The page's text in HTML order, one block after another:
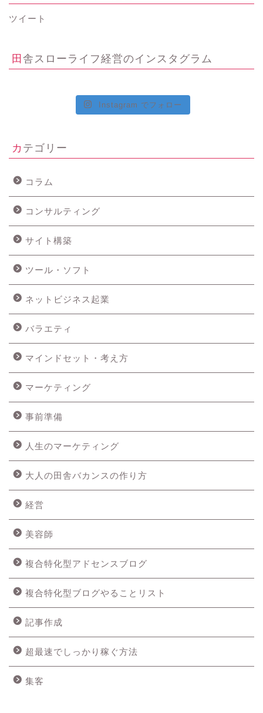
ツイート
田舎スローライフ経営のインスタグラム
Instagram でフォロー
カテゴリー
コラム
コンサルティング
サイト構築
ツール・ソフト
ネットビジネス起業
バラエティ
マインドセット・考え方
マーケティング
事前準備
人生のマーケティング
大人の田舎バカンスの作り方
経営
美容師
複合特化型アドセンスブログ
複合特化型ブログやることリスト
記事作成
超最速でしっかり稼ぐ方法
集客